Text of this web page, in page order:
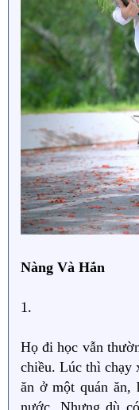
Nàng Và Hắn
1.
Họ đi học vẫn
chiều. Lúc thì chạy
ăn ở một quán ăn,